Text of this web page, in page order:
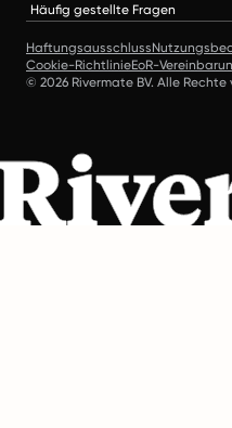
Häufig gestellte Fragen
Haftungsausschluss
Cookie-RichtlinieEoR-
© 2026 Rivermate BV. Alle